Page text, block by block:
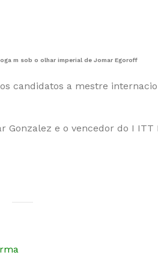
m sob o olhar imperial de Jomar Egoroff
candidatos a mestre
Gonzalez e o vencedor do I